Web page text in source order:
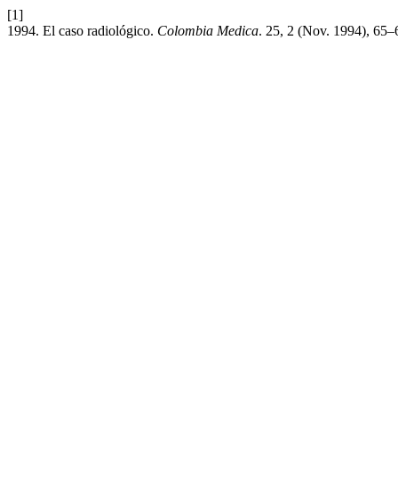
[1]
1994. El caso radiológico. Colombia Medica. 25, 2 (Nov. 1994),